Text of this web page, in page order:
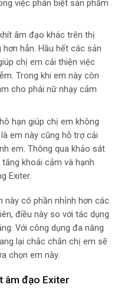
việc phân biệt sản phẩm
âm đạo khác trên thị
hẳn. Hầu hết các sản
chị em cải thiện việc
Trong khi em này còn
cho phái nữ nhạy cảm
hạn giúp chị em không
em này cũng hỗ trợ cải
em. Thông qua khảo sát
khoái cảm và hạnh
Exiter.
này có phần nhỉnh hơn các
điều này so với tác dụng
Với công dụng đa năng
lại chắc chắn chị em sẽ
chọn em này.
âm đạo Exiter